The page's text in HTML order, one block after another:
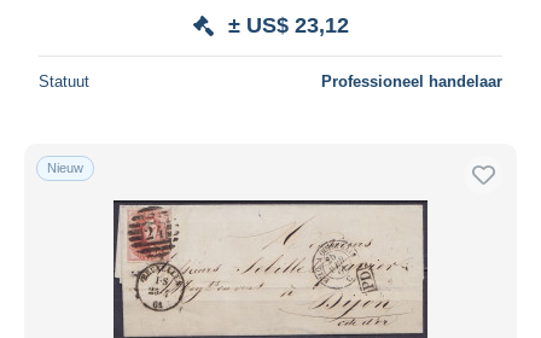
± US$ 23,12
Statuut Professioneel handelaar
Nieuw